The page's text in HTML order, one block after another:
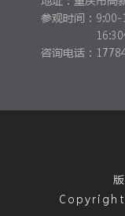
参观时间： 9:00-
咨询电话：